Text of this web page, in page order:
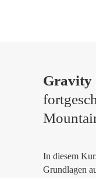
Gravity
In diesem
Grundlagen